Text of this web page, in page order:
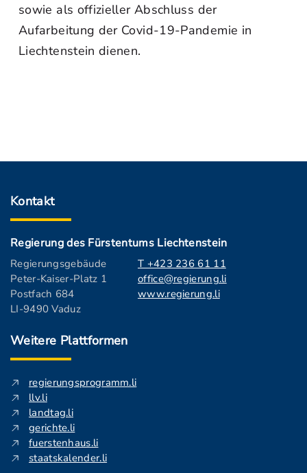
sowie als offizieller Abschluss der
Aufarbeitung der Covid-19-Pandemie in
Liechtenstein dienen.
Kontakt
Regierung des Fürstentums Liechtenstein
Regierungsgebäude
Peter-Kaiser-Platz 1
Postfach 684
LI-9490 Vaduz
T +423 236 61 11
office@regierung.li
www.regierung.li
Weitere Plattformen
regierungsprogramm.li
llv.li
landtag.li
gerichte.li
fuerstenhaus.li
staatskalender.li